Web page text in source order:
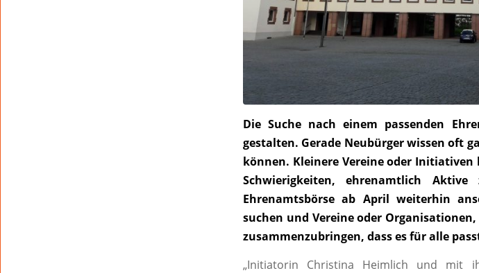
Die Suche nach einem passenden
gestalten. Gerade Neubürger wissen oft
können. Kleinere Vereine oder
Schwierigkeiten, ehrenamtlich
Ehrenamtsbörse ab April weiterhin
suchen und Vereine oder
zusammenzubringen, dass es für alle
„Initiatorin Christina Heimlich und mit